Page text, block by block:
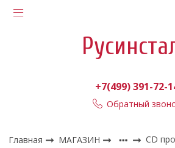
+7(499) 391-72-
Обратный
Главная МАГАЗИН CD